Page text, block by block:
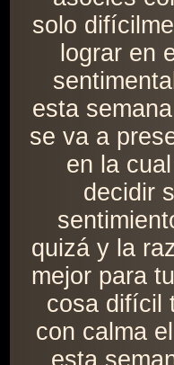
solo
lograr en
esta
se va a
en la
decidir
quizá y la
mejor para
cosa difícil
con calma